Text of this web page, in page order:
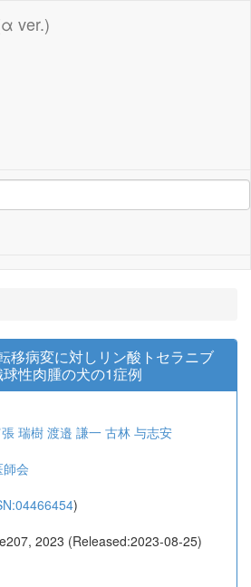
ver.)
移病変に対しリン酸トセラニブ
性肉腫の犬の1症例
瑞樹 渡邉 謙一 古林 与志安
会
)
2023 (Released:2023-08-25)